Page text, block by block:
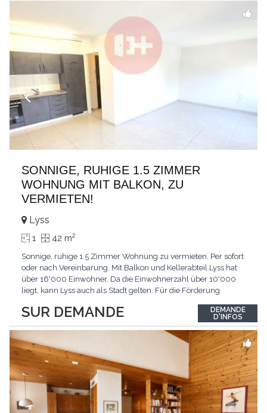
SONNIGE, RUHIGE 1.5 ZIMMER
WOHNUNG MIT BALKON, ZU
VERMIETEN!
SUR DEMANDE
Lyss
1 42 m2
Sonnige, ruhige 1.5 Zimmer Wohnung zu vermieten. Per sofort
oder nach Vereinbarung. Mit Balkon und Kellerabteil.Lyss hat
über 16'000 Einwohner. Da die Einwohnerzahl über 10'000
liegt, kann Lyss auch als Stadt gelten. Für die Förderung
erhalten. Das sich rasch entwickelnde Regionalzentrum hat bis
heute viel vom seeländisch-dörflichen...
DEMANDE
D'INFOS